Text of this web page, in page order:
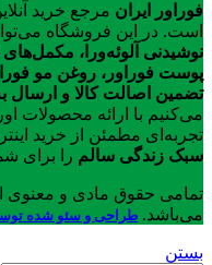
فوراور ایران مرجع خرید
است. در این فروشگاه
نوشیدنی آلوئه‌ورا،
پوست فوراور، روغن مو
تضمین اصالت کالا و ارسال
می‌کنیم با ارائه محصولات
تجربه‌ای مطمئن از خرید
سبک زندگی سالم را برای
تمامی حقوق مادی و معنوی
می‌باشد. طراحی و سئو شده
بستن